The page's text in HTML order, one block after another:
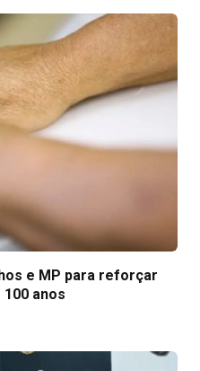
e MP para reforçar
anos